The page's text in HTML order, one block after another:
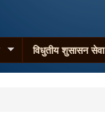
विधुतीय शुसासन सेवा